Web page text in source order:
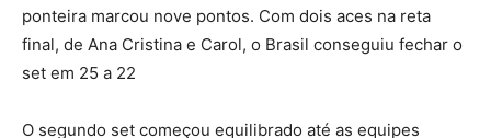
ponteira marcou nove pontos. Com dois aces na reta
final, de Ana Cristina e Carol, o Brasil conseguiu fechar o
set em 25 a 22
O segundo set começou equilibrado até as equipes